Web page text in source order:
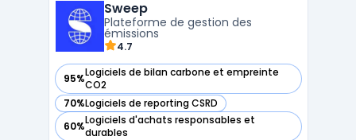
Envizi automatise la collecte de plus de 500
types de données, ...
Sweep
Plateforme de gestion des
émissions
4.7
95%Logiciels de bilan carbone et empreinte
CO2
— voir Sweep dans cette catégorie
70%Logiciels de reporting CSRD
— voir Sweep dans cette catégorie
60%Logiciels d'achats responsables et
durables
— voir Sweep dans cette catégorie